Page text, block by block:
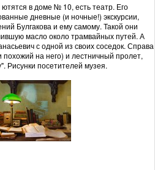
в доме № 10, есть театр. Его
дневные (и ночные!) экскурсии,
Булгакова и ему самому. Такой они
масло около трамвайных путей. А
с одной из своих соседок. Справа
на него) и лестничный пролет,
Рисунки посетителей музея.